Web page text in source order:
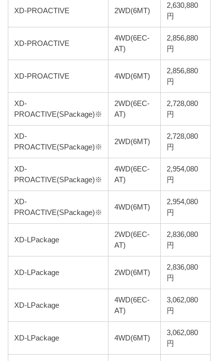
XD-PROACTIVE 2WD(6MT)
2,630,880
円
XD-PROACTIVE
4WD(6EC-
AT)
2,856,880
円
XD-PROACTIVE 4WD(6MT)
2,856,880
円
XD-
PROACTIVE(SPackage)※
2WD(6EC-
AT)
2,728,080
円
XD-
PROACTIVE(SPackage)※
2WD(6MT)
2,728,080
円
XD-
PROACTIVE(SPackage)※
4WD(6EC-
AT)
2,954,080
円
XD-
PROACTIVE(SPackage)※
4WD(6MT)
2,954,080
円
XD-LPackage
2WD(6EC-
AT)
2,836,080
円
XD-LPackage 2WD(6MT)
2,836,080
円
XD-LPackage
4WD(6EC-
AT)
3,062,080
円
XD-LPackage 4WD(6MT)
3,062,080
円